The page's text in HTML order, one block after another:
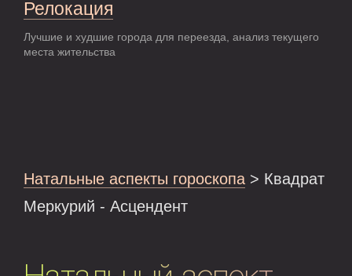
Релокация
Лучшие и худшие города для переезда, анализ текущего
места жительства
Натальные аспекты гороскопа > Квадрат
Меркурий - Асцендент